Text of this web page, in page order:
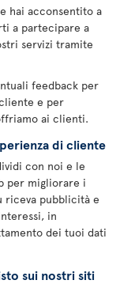
hai acconsentito a
a partecipare a
servizi tramite
feedback per
e per
ai clienti.
di cliente
con noi e le
per migliorare i
riceva pubblicità e
in
dei tuoi dati
sui nostri siti